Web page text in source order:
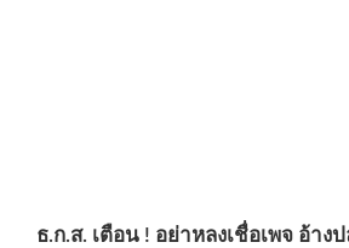
ธ.ก.ส. เตือน ! อย่าหลงเชื่อเพจ อ้าง